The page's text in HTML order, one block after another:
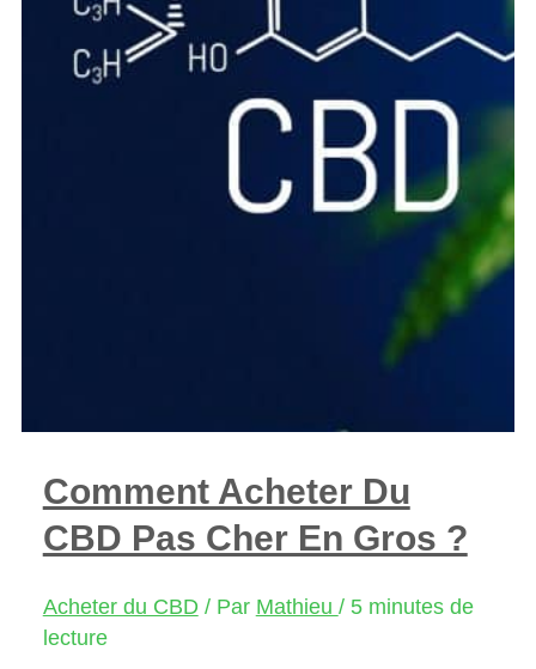
Comment Acheter Du
CBD Pas Cher En Gros ?
Acheter du CBD / Par Mathieu / 5 minutes de
lecture